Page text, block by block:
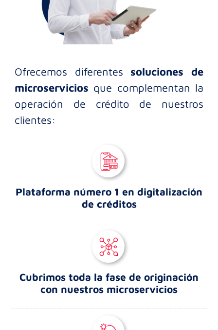
Ofrecemos diferentes soluciones de
microservicios que complementan la
operación de crédito de nuestros
clientes:
Plataforma número 1 en digitalización
de créditos
Cubrimos toda la fase de originación
con nuestros microservicios